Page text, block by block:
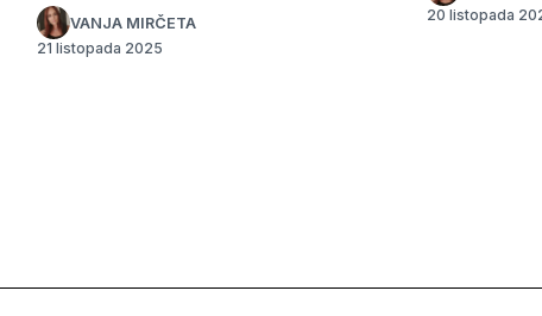
VANJA MIRČETA
21 listopada 2025
20 listopada